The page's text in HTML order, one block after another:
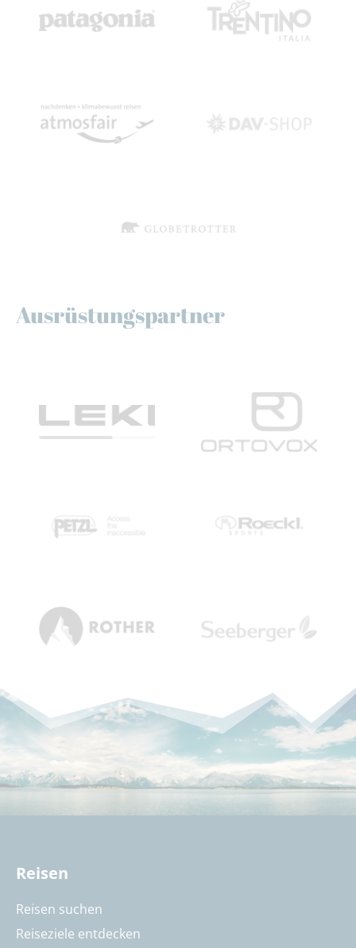
Ausrüstungspartner
Reisen
Reisen suchen
Reiseziele entdecken